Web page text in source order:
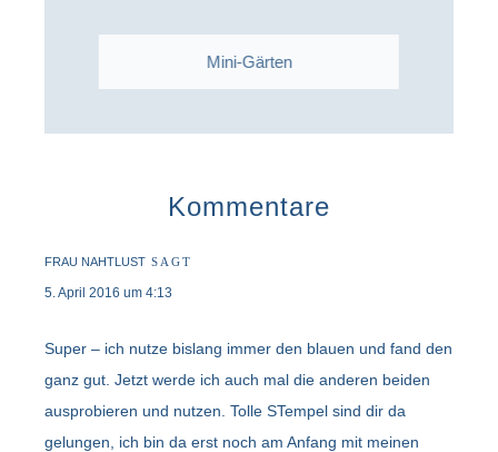
Mini-Gärten
Kommentare
FRAU NAHTLUST SAGT
5. April 2016 um 4:13
Super – ich nutze bislang immer den blauen und fand den
ganz gut. Jetzt werde ich auch mal die anderen beiden
ausprobieren und nutzen. Tolle STempel sind dir da
gelungen, ich bin da erst noch am Anfang mit meinen